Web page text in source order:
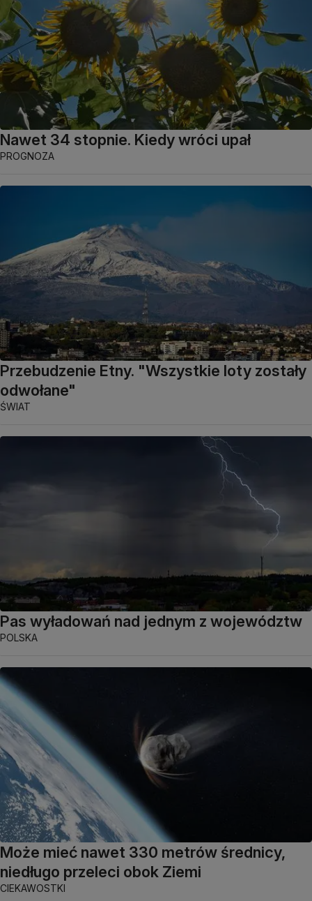
Nawet 34 stopnie. Kiedy wróci upał
PROGNOZA
Przebudzenie Etny. "Wszystkie loty zostały
odwołane"
ŚWIAT
Pas wyładowań nad jednym z województw
POLSKA
Może mieć nawet 330 metrów średnicy,
niedługo przeleci obok Ziemi
CIEKAWOSTKI